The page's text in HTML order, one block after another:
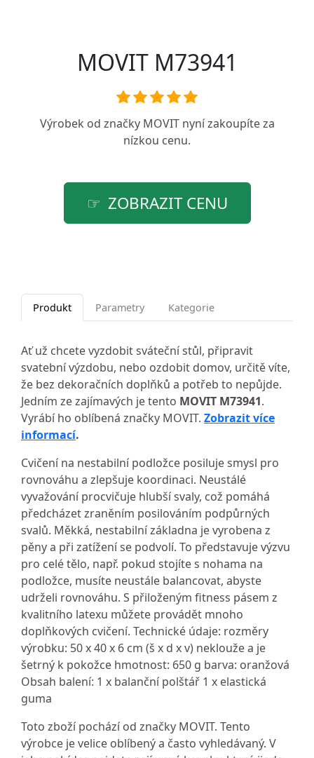
MOVIT M73941
Výrobek od značky MOVITnyní zakoupíte za
nízkou cenu.
ZOBRAZIT CENU
Produkt Parametry Kategorie
Ať už chcete vyzdobit sváteční stůl, připravit
svatební výzdobu, nebo ozdobit domov, určitě víte,
že bez dekoračních doplňků a potřeb to nepůjde.
Jedním ze zajímavých je tento MOVIT M73941.
Vyrábí ho oblíbená značky MOVIT. Zobrazit více
informací.
Cvičení na nestabilní podložce posiluje smysl pro
rovnováhu a zlepšuje koordinaci. Neustálé
vyvažování procvičuje hlubší svaly, což pomáhá
předcházet zraněním posilováním podpůrných
svalů. Měkká, nestabilní základna je vyrobena z
pěny a při zatížení se podvolí. To představuje výzvu
pro celé tělo, např. pokud stojíte s nohama na
podložce, musíte neustále balancovat, abyste
udrželi rovnováhu. S přiloženým fitness pásem z
kvalitního latexu můžete provádět mnoho
doplňkových cvičení. Technické údaje: rozměry
výrobku: 50 x 40 x 6 cm (š x d x v) neklouže a je
šetrný k pokožce hmotnost: 650 g barva: oranžová
Obsah balení: 1 x balanční polštář 1 x elastická
guma
Toto zboží pochází od značky MOVIT. Tento
výrobce je velice oblíbený a často vyhledávaný. V